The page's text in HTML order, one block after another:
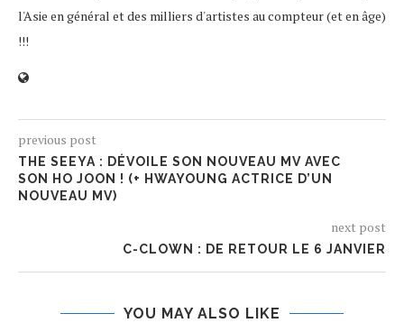
l'Asie en général et des milliers d'artistes au compteur (et en âge)
!!!
previous post
THE SEEYA : DÉVOILE SON NOUVEAU MV AVEC
SON HO JOON ! (+ HWAYOUNG ACTRICE D’UN
NOUVEAU MV)
next post
C-CLOWN : DE RETOUR LE 6 JANVIER
YOU MAY ALSO LIKE